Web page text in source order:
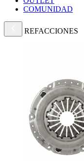
COMUNIDAD
REFACCIONES